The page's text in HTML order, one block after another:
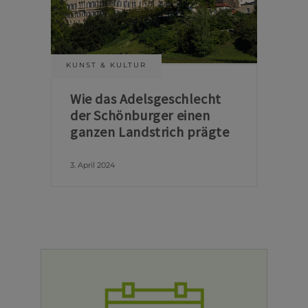
KUNST & KULTUR
Wie das Adelsgeschlecht
der Schönburger einen
ganzen Landstrich prägte
3. April 2024